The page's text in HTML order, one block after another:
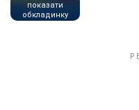
показати
обкладинку